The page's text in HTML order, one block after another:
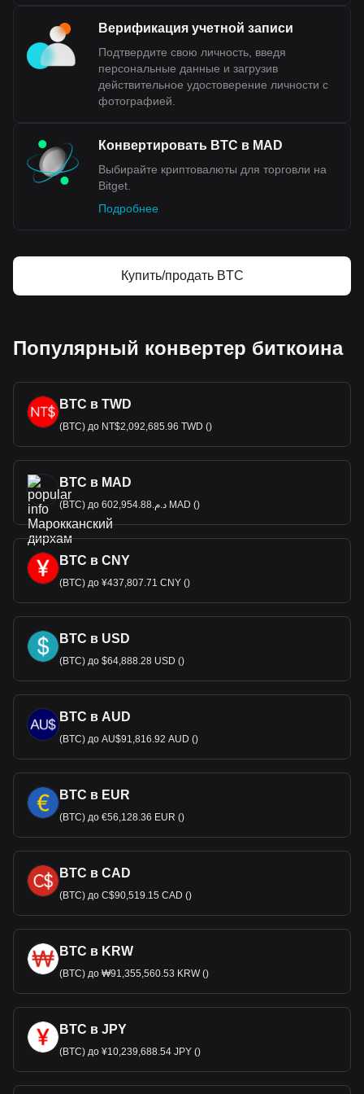
Верификация учетной записи
Подтвердите свою личность, введя
персональные данные и загрузив
действительное удостоверение личности с
фотографией.
Конвертировать BTC в MAD
Выбирайте криптовалюты для торговли на
Bitget.
Подробнее
Купить/продать BTC
Популярный конвертер биткоина
BTC в TWD
(BTC) до NT$2,092,685.96 TWD ()
BTC в MAD
(BTC) до د.م.602,954.88 MAD ()
BTC в CNY
(BTC) до ¥437,807.71 CNY ()
BTC в USD
(BTC) до $64,888.28 USD ()
BTC в AUD
(BTC) до AU$91,816.92 AUD ()
BTC в EUR
(BTC) до €56,128.36 EUR ()
BTC в CAD
(BTC) до C$90,519.15 CAD ()
BTC в KRW
(BTC) до ₩91,355,560.53 KRW ()
BTC в JPY
(BTC) до ¥10,239,688.54 JPY ()